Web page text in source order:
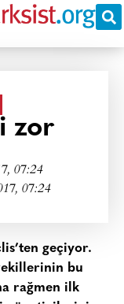
zor
07:24
07:24
geçiyor.
bu
rağmen ilk